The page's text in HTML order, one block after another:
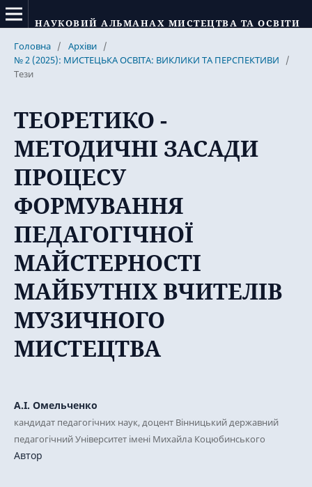
НАУКОВИЙ АЛЬМАНАХ МИСТЕЦТВА ТА ОСВІТИ
Головна / Архіви /
№ 2 (2025): МИСТЕЦЬКА ОСВІТА: ВИКЛИКИ ТА ПЕРСПЕКТИВИ
/
Тези
ТЕОРЕТИКО -
МЕТОДИЧНІ ЗАСАДИ
ПРОЦЕСУ
ФОРМУВАННЯ
ПЕДАГОГІЧНОЇ
МАЙСТЕРНОСТІ
МАЙБУТНІХ ВЧИТЕЛІВ
МУЗИЧНОГО
МИСТЕЦТВА
А.І. Омельченко
кандидат педагогічних наук, доцент Вінницький державний
педагогічний Університет імені Михайла Коцюбинського
Автор